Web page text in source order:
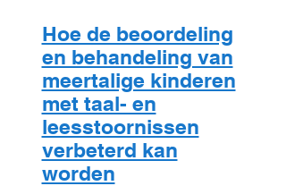
Hoe de beoordeling
en behandeling van
meertalige kinderen
met taal- en
leesstoornissen
verbeterd kan
worden